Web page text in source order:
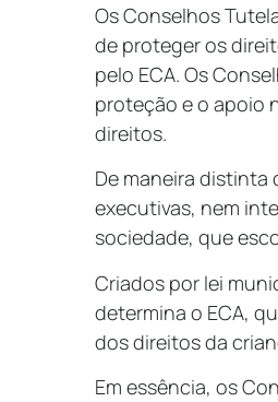
Os Conselhos
de proteger os
pelo ECA. Os
proteção e o apoio
direitos.
De maneira distinta
executivas, nem
sociedade, que
Criados por lei
determina o ECA,
dos direitos da
Em essência, os